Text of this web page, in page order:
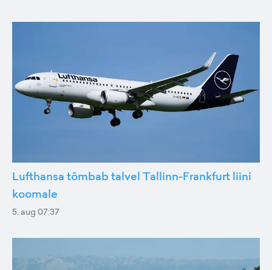
Lufthansa tõmbab talvel Tallinn-Frankfurt liini
koomale
5. aug 07:37